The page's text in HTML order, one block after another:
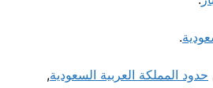
.
حدود المملكة العربية السعودية,